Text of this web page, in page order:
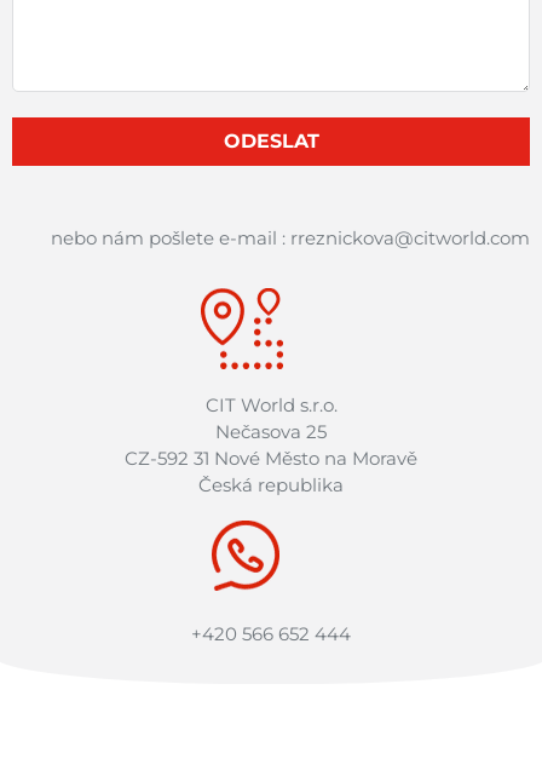
ODESLAT
CIT World s.r.o.
Nečasova 25
CZ-592 31 Nové Město na Moravě
Česká republika
+420 566 652 444
nebo nám pošlete e-mail : rreznickova@citworld.com